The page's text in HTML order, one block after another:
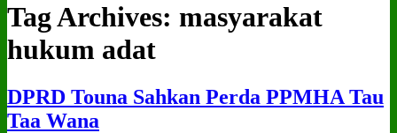
Tag Archives: masyarakat
hukum adat
DPRD Touna Sahkan Perda PPMHA Tau
Taa Wana